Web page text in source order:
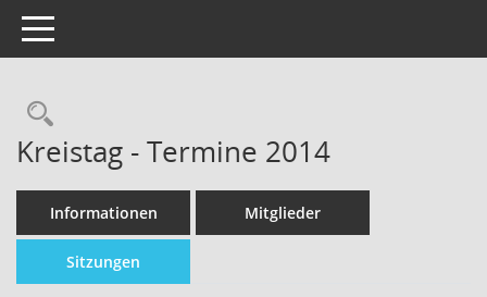
Toggle navigation
Kreistag - Termine 2014
Informationen Mitglieder
Sitzungen